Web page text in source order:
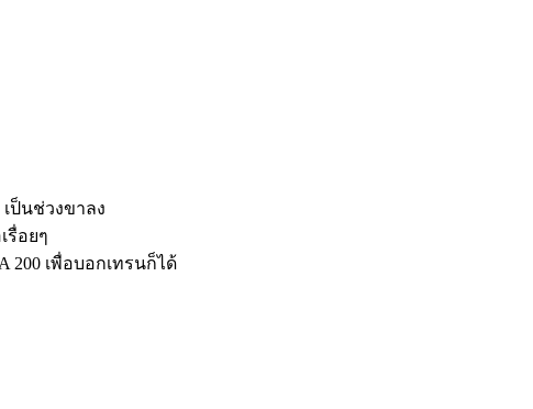
ป็นช่วงขาลง
รื่อยๆ
200 เพื่อบอกเทรนก็ได้